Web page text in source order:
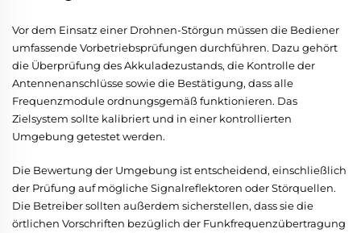
Vor dem Einsatz einer Drohnen-Störgun müssen die Bediener
umfassende Vorbetriebsprüfungen durchführen. Dazu gehört
die Überprüfung des Akkuladezustands, die Kontrolle der
Antennenanschlüsse sowie die Bestätigung, dass alle
Frequenzmodule ordnungsgemäß funktionieren. Das
Zielsystem sollte kalibriert und in einer kontrollierten
Umgebung getestet werden.
Die Bewertung der Umgebung ist entscheidend, einschließlich
der Prüfung auf mögliche Signalreflektoren oder Störquellen.
Die Betreiber sollten außerdem sicherstellen, dass sie die
örtlichen Vorschriften bezüglich der Funkfrequenzübertragung